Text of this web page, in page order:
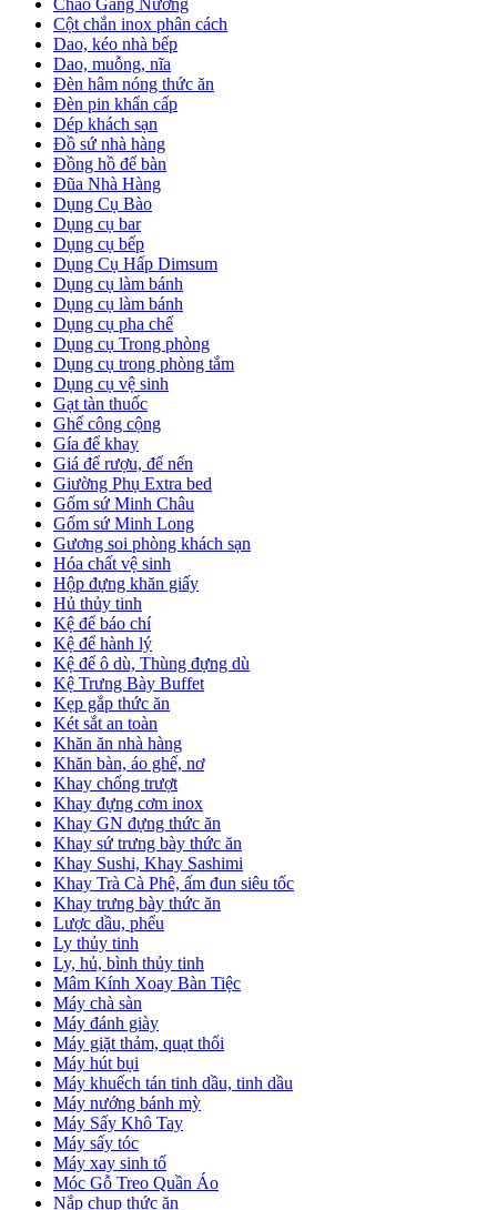
Cột chắn inox phân cách
Dao, kéo nhà bếp
Dao, muỗng, nĩa
Đèn hâm nóng thức ăn
Đèn pin khẩn cấp
Dép khách sạn
Đồ sứ nhà hàng
Đồng hồ để bàn
Đũa Nhà Hàng
Dụng Cụ Bào
Dụng cụ bar
Dụng cụ bếp
Dụng Cụ Hấp Dimsum
Dụng cụ làm bánh
Dụng cụ làm bánh
Dụng cụ pha chế
Dụng cụ Trong phòng
Dụng cụ trong phòng tắm
Dụng cụ vệ sinh
Gạt tàn thuốc
Ghế công cộng
Gía để khay
Giá để rượu, để nến
Giường Phụ Extra bed
Gốm sứ Minh Châu
Gốm sứ Minh Long
Gương soi phòng khách sạn
Hóa chất vệ sinh
Hộp đựng khăn giấy
Hủ thủy tinh
Kệ để báo chí
Kệ để hành lý
Kệ để ô dù, Thùng đựng dù
Kệ Trưng Bày Buffet
Kẹp gắp thức ăn
Két sắt an toàn
Khăn ăn nhà hàng
Khăn bàn, áo ghế, nơ
Khay chống trượt
Khay đựng cơm inox
Khay GN đựng thức ăn
Khay sứ trưng bày thức ăn
Khay Sushi, Khay Sashimi
Khay Trà Cà Phê, ấm đun siêu tốc
Khay trưng bày thức ăn
Lược dầu, phểu
Ly thủy tinh
Ly, hủ, bình thủy tinh
Mâm Kính Xoay Bàn Tiệc
Máy chà sàn
Máy đánh giày
Máy giặt thảm, quạt thổi
Máy hút bụi
Máy khuếch tán tinh dầu, tinh dầu
Máy nướng bánh mỳ
Máy Sấy Khô Tay
Máy sấy tóc
Máy xay sinh tố
Móc Gỗ Treo Quần Áo
Nắp chụp thức ăn